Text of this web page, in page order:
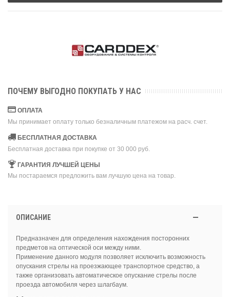
ПОЧЕМУ ВЫГОДНО ПОКУПАТЬ У НАС
ОПЛАТА
Мы принимает оплату только безналичным платежом на расч. счет.
БЕСПЛАТНАЯ ДОСТАВКА
Бесплатная доставка при покупке от 30 000 руб.
ГАРАНТИЯ ЛУЧШЕЙ ЦЕНЫ
Мы постараемся предложить вам лучшую цена на товар.
ОПИСАНИЕ
Предназначен для определения нахождения посторонних
предметов на оптической оси между ними.
Применение данного модуля позволяет исключить возможность
опускания стрелы на проезжающее транспортное средство, а
также организовать автоматическое опускание стрелы после
проезда автомобиля через шлагбаум.